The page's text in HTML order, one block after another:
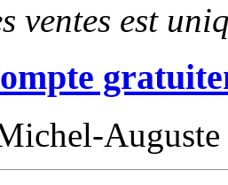
ventes est
Auguste